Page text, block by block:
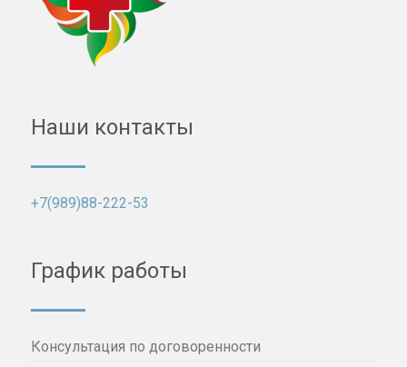
Наши контакты
+7(989)88-222-53
График работы
Консультация по договоренности